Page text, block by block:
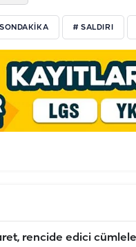
# SALDIRI
rencide edici